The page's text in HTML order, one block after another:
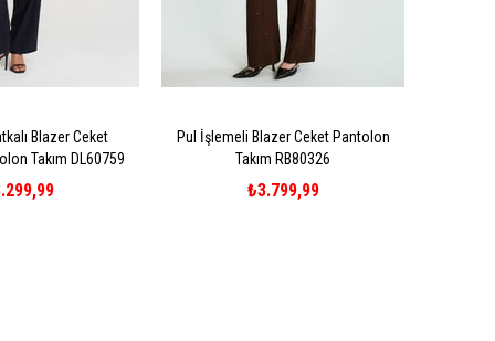
Blazer Ceket
Takım DL60759
Pul İşlemeli Blazer Ceket Pantolon
Takım RB80326
₺3.799,99